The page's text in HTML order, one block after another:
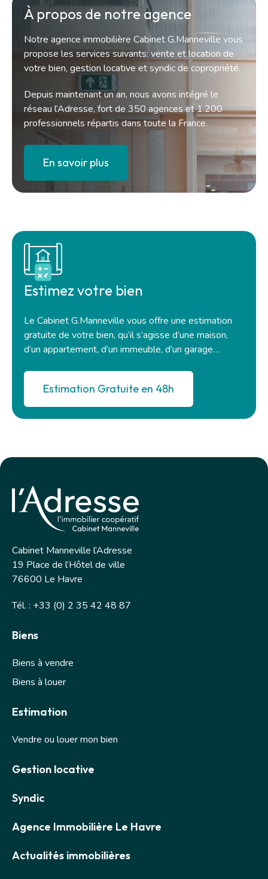
À propos de notre agence
Notre agence immobilière Cabinet G.Manneville vous
propose les services suivants: vente et location de
votre bien, gestion locative et syndic de copropriété.
Depuis maintenant un an, nous avons intégré le
réseau l’Adresse, fort de 350 agences et 1.200
professionnels répartis dans toute la France.
En savoir plus
Estimez votre bien
Le Cabinet G.Manneville vous offre une estimation
gratuite de votre bien, qu’il s’agisse d’une maison,
d’un appartement, d’un immeuble, d’un garage…
Estimation Gratuite en 48h
Cabinet Manneville l’Adresse
19 Place de l’Hôtel de ville
76600 Le Havre
Tél. : +33 (0) 2 35 42 48 87
Biens
Biens à vendre
Biens à louer
Estimation
Vendre ou louer mon bien
Gestion locative
Syndic
Agence Immobilière Le Havre
Actualités immobilières